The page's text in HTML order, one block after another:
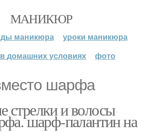
МАНИКЮР
маникюра
уроки маникюра
домашних условиях
фото
шарфа
стрелки и волосы
шарф-палантин на